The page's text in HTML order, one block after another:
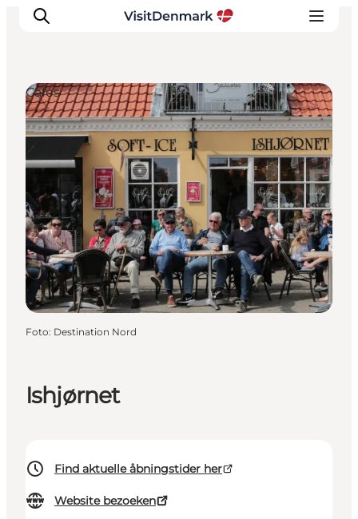
Inspiratie
Bestemmingen
Wat te doen
Accommodaties
Plan je reis
Ishjørnet
Find aktuelle åbningstider her
Website bezoeken
Cafés
Foto: Destination Nord